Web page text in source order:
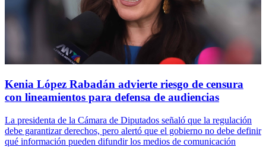
Kenia López Rabadán advierte riesgo de censura
con lineamientos para defensa de audiencias
La presidenta de la Cámara de Diputados señaló que la regulación
debe garantizar derechos, pero alertó que el gobierno no debe definir
qué información pueden difundir los medios de comunicación